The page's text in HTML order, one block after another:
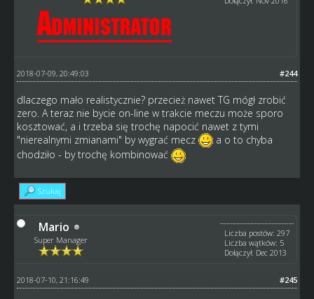
#244
2018-07-09, 20:49:03
dlaczego mało realistycznie? przecież nawet TG mógł zrobić
zero. A teraz nie bycie on-line w trakcie meczu może sporo
kosztować, a i trzeba się trochę napocić nawet z tymi
"nierealnymi zmianami" by wygrać mecz
a o to chyba
chodziło - by trochę kombinować
Szukaj
Mario
Super Manager
Liczba postów: 297
Liczba wątków: 5
Dołączył: Dec 2013
#245
2018-07-10, 21:16:49